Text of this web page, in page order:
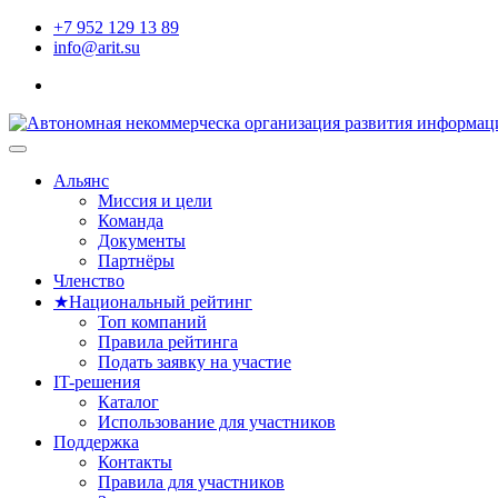
Перейти+7 952 129 13 89
info@arit.su
Автономная некоммерческа
АРИТ
Альянс
Миссия и цели
Команда
Документы
Партнёры
Членство
★Национальный рейтинг
Топ компаний
Правила рейтинга
Подать заявку на участие
IT-решения
Каталог
Использование для участников
Поддержка
Контакты
Правила для участников